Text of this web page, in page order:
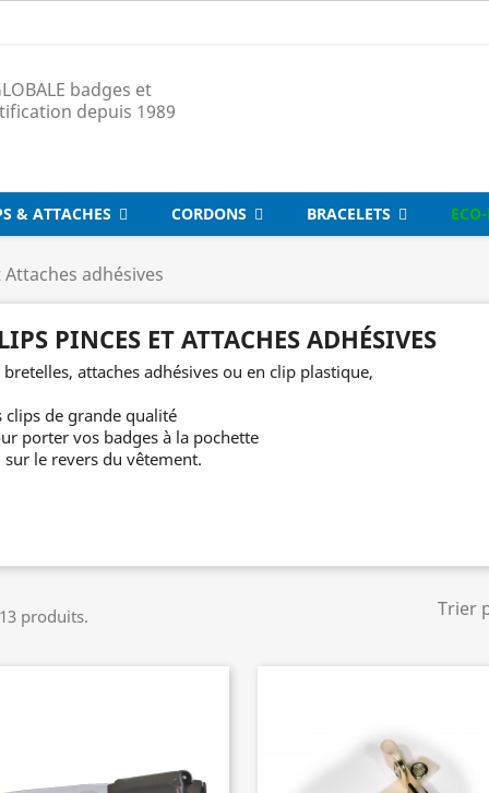
badges et
depuis 1989
& ATTACHES CORDONS BRACELETS
Attaches adhésives
PINCES ET ATTACHES ADHÉSIVES
bretelles, attaches adhésives ou en clip plastique,
clips de grande qualité
porter vos badges à la pochette
sur le revers du vêtement.
produits.
Trier